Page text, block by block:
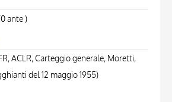
ante )
ACLR, Carteggio generale, Moretti,
del 12 maggio 1955)